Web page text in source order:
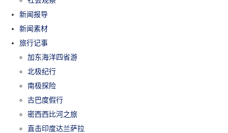
新闻报导
新闻素材
旅行记事
加东海洋四省游
北极纪行
南极探险
古巴度假行
密西西比河之旅
直击印度达兰萨拉